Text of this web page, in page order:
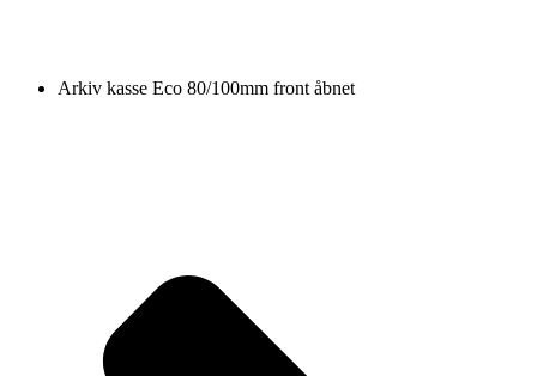
Arkiv kasse Eco 80/100mm front åbnet